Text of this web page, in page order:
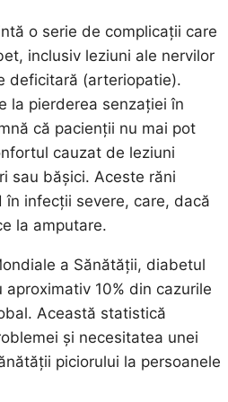
o serie de complicații care
inclusiv leziuni ale nervilor
deficitară (arteriopatie).
la pierderea senzației în
că pacienții nu mai pot
cauzat de leziuni
sau bășici. Aceste răni
în infecții severe, care, dacă
la amputare.
a Sănătății, diabetul
10% din cazurile
Această statistică
și necesitatea unei
piciorului la persoanele